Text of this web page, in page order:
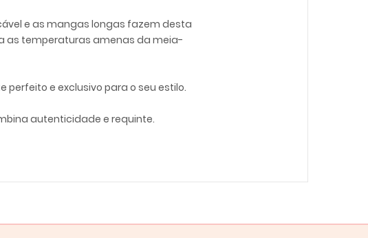
e as mangas longas fazem desta
as temperaturas amenas da meia-
e exclusivo para o seu estilo.
autenticidade e requinte.